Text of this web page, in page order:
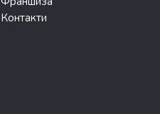
Контакти